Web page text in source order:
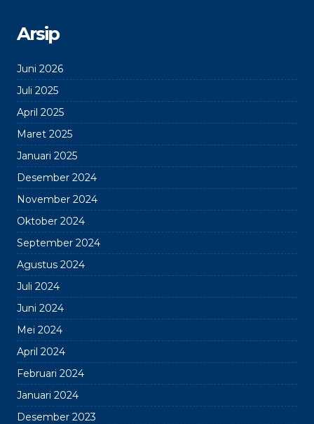
Arsip
Juni 2026
Juli 2025
April 2025
Maret 2025
Januari 2025
Desember 2024
November 2024
Oktober 2024
September 2024
Agustus 2024
Juli 2024
Juni 2024
Mei 2024
April 2024
Februari 2024
Januari 2024
Desember 2023